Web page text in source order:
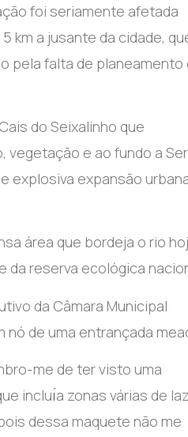
foi seriamente afetada
km a jusante da cidade,
pela falta de planeamento
do Seixalinho que
vegetação e ao fundo a
explosiva expansão
área que bordeja o rio
da reserva ecológica
da Câmara Municipal
de uma entrançada
me de ter visto uma
incluı́a zonas várias de
dessa maquete não me